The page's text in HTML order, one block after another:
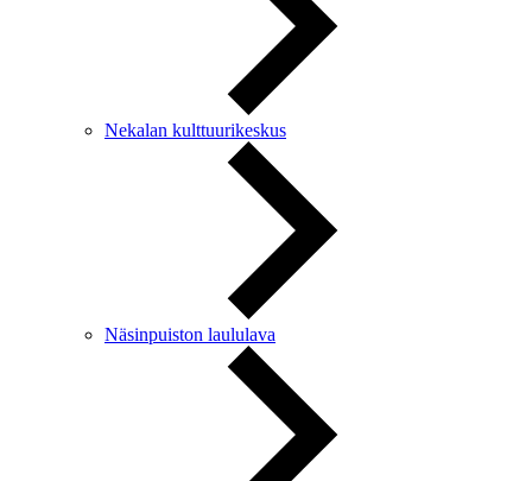
Nekalan kulttuurikeskus
Näsinpuiston laululava